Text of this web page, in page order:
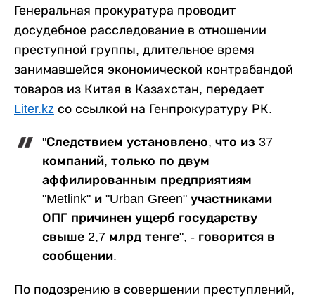
Генеральная прокуратура проводит
досудебное расследование в отношении
преступной группы, длительное время
занимавшейся экономической контрабандой
товаров из Китая в Казахстан, передает
Liter.kz со ссылкой на Генпрокуратуру РК.
"Следствием установлено, что из 37
компаний, только по двум
аффилированным предприятиям
"Metlink" и "Urban Green" участниками
ОПГ причинен ущерб государству
свыше 2,7 млрд тенге", - говорится в
сообщении.
По подозрению в совершении преступлений,